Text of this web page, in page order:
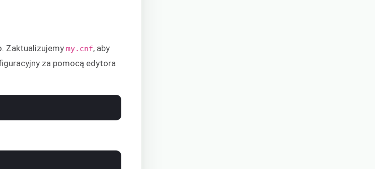
Zaktualizujemymy.cnf, aby
za pomocą edytora